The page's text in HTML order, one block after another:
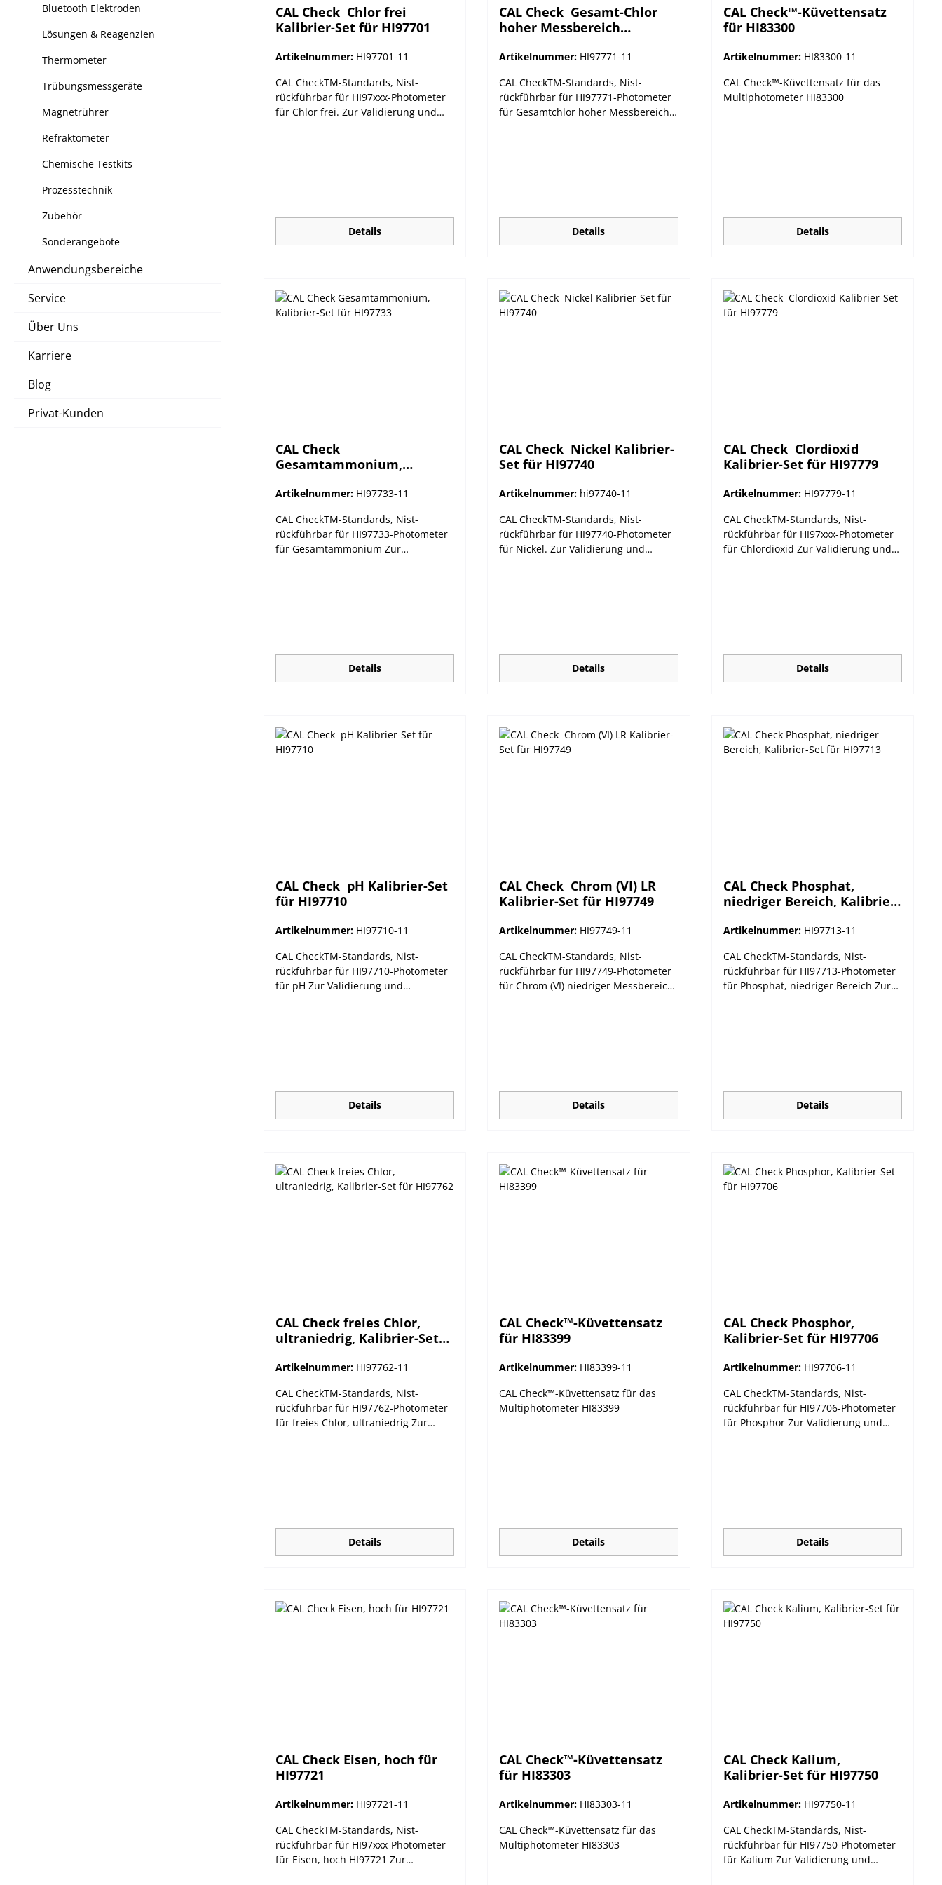
Bluetooth Elektroden
Lösungen & Reagenzien
Thermometer
Trübungsmessgeräte
Magnetrührer
Refraktometer
Chemische Testkits
Prozesstechnik
Zubehör
Sonderangebote
Anwendungsbereiche
Service
Über Uns
Karriere
Blog
Privat-Kunden
CAL Check  Chlor frei
Kalibrier-Set für HI97701
Artikelnummer: HI97701-11
CAL CheckTM-Standards, Nist-
rückführbar für HI97xxx-Photometer
für Chlor frei. Zur Validierung und
Validierung nicht erfolgreich
abgeschlossen werden kann.
Details
CAL Check  Gesamt-Chlor
hoher Messbereich
Artikelnummer: HI97771-11
CAL CheckTM-Standards, Nist-
rückführbar für HI97771-Photometer
für Gesamtchlor hoher Messbereich
zur Kalibrierung, falls die Validierung
nicht erfolgreich abgeschlossen
werden kann.
Details
CAL Check™-Küvettensatz
für HI83300
Artikelnummer: HI83300-11
CAL Check™-Küvettensatz für das
Multiphotometer HI83300
Details
CAL Check
Gesamtammonium,
Artikelnummer: HI97733-11
CAL CheckTM-Standards, Nist-
rückführbar für HI97733-Photometer
für Gesamtammonium Zur
Kalibrierung, falls die Validierung
nicht erfolgreich abgeschlossen
werden kann.
Details
CAL Check  Nickel Kalibrier-
Set für HI97740
Artikelnummer: hi97740-11
CAL CheckTM-Standards, Nist-
rückführbar für HI97740-Photometer
für Nickel. Zur Validierung und
Validierung nicht erfolgreich
abgeschlossen werden kann.
Details
CAL Check  Clordioxid
Kalibrier-Set für HI97779
Artikelnummer: HI97779-11
CAL CheckTM-Standards, Nist-
rückführbar für HI97xxx-Photometer
für Chlordioxid Zur Validierung und
Validierung nicht erfolgreich
abgeschlossen werden kann.
Details
CAL Check  pH Kalibrier-Set
für HI97710
Artikelnummer: HI97710-11
CAL CheckTM-Standards, Nist-
rückführbar für HI97710-Photometer
für pH Zur Validierung und
Validierung nicht erfolgreich
abgeschlossen werden kann.
Details
CAL Check  Chrom (VI) LR
Kalibrier-Set für HI97749
Artikelnummer: HI97749-11
CAL CheckTM-Standards, Nist-
rückführbar für HI97749-Photometer
für Chrom (VI) niedriger Messbereich
Möglichkeit zur Kalibrierung, falls die
Validierung nicht erfolgreich
abgeschlossen werden kann.
Details
CAL Check Phosphat,
niedriger Bereich, Kalibrier-
Artikelnummer: HI97713-11
CAL CheckTM-Standards, Nist-
rückführbar für HI97713-Photometer
für Phosphat, niedriger Bereich Zur
Kalibrierung, falls die Validierung
nicht erfolgreich abgeschlossen
werden kann.
Details
CAL Check freies Chlor,
ultraniedrig, Kalibrier-Set
Artikelnummer: HI97762-11
CAL CheckTM-Standards, Nist-
rückführbar für HI97762-Photometer
für freies Chlor, ultraniedrig Zur
Kalibrierung, falls die Validierung
nicht erfolgreich abgeschlossen
werden kann.
Details
CAL Check™-Küvettensatz
für HI83399
Artikelnummer: HI83399-11
CAL Check™-Küvettensatz für das
Multiphotometer HI83399
Details
CAL Check Phosphor,
Kalibrier-Set für HI97706
Artikelnummer: HI97706-11
CAL CheckTM-Standards, Nist-
rückführbar für HI97706-Photometer
für Phosphor Zur Validierung und
Validierung nicht erfolgreich
abgeschlossen werden kann.
Details
CAL Check Eisen, hoch für
HI97721
Artikelnummer: HI97721-11
CAL CheckTM-Standards, Nist-
rückführbar für HI97xxx-Photometer
für Eisen, hoch HI97721 Zur
CAL Check™-Küvettensatz
für HI83303
Artikelnummer: HI83303-11
CAL Check™-Küvettensatz für das
Multiphotometer HI83303
CAL Check Kalium,
Kalibrier-Set für HI97750
Artikelnummer: HI97750-11
CAL CheckTM-Standards, Nist-
rückführbar für HI97750-Photometer
für Kalium Zur Validierung und